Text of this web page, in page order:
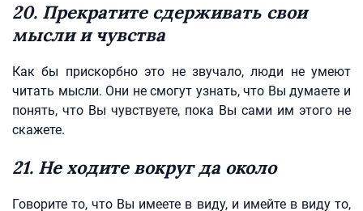
20. Прекратите сдерживать свои
мысли и чувства
Как бы прискорбно это не звучало, люди не умеют
читать мысли. Они не смогут узнать, что Вы думаете и
понять, что Вы чувствуете, пока Вы сами им этого не
скажете.
21. Не ходите вокруг да около
Говорите то, что Вы имеете в виду, и имейте в виду то,